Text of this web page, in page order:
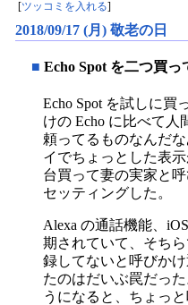
ツッコミを入れる
2018/09/17 (月) 敬老の日
■ Echo Spot を二つ買
Echo Spot を試しに買
けの Echo に比べて
頼ってるものなんだ
イでちょっとした表
台買って妻の実家と
セッティングした。
Alexa の通話機能、
期されていて、そち
録してないと呼びか
たのはだいぶ罠だっ
うになると、ちょっ